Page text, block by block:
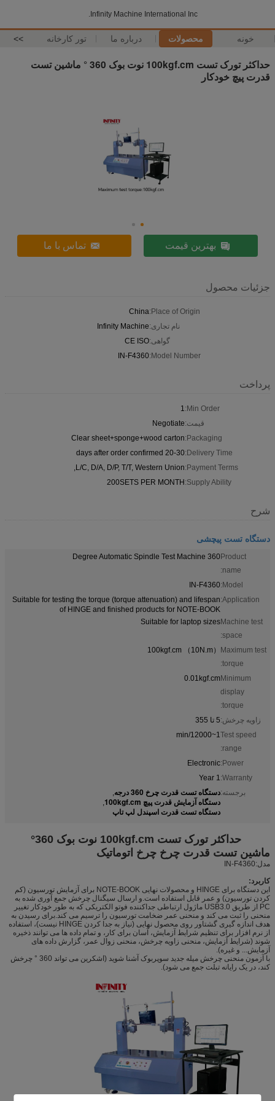
Infinity Machine International Inc.
خونه محصولات درباره ما تور کارخانه >>
حداکثر تورک تست 100kgf.cm نوت بوک 360 ° ماشین تست
قدرت پیچ خودکار
بهترین قیمت تماس با ما
جزئیات محصول
Place of Origin:
China
نام تجاری:Infinity Machine
گواهی:CE ISO
Model Number:
IN-F4360
پرداخت
Min Order:
1
قیمت:Negotiate
Packaging:
Clear sheet+sponge+wood carton
Delivery Time:
20-30 days after order confirmed
Payment Terms:
L/C, D/A, D/P, T/T, Western Union,
Supply Ability:
200SETS PER MONTH
شرح
دستگاه تست پیچشی
Product
name:
360 Degree Automatic Spindle Test Machine
Model:
IN-F4360
Application:
Suitable for testing the torque (torque attenuation) and lifespan
of HINGE and finished products for NOTE-BOOK
Machine test
space:
Suitable for laptop sizes
Maximum test
torque:
100kgf.cm （10N.m）
Minimum
display
torque:
0.01kgf.cm
زاویه چرخش:5 تا 355
Test speed
range:
1~12000/min
Power:
Electronic
Warranty:
1 Year
برجسته:دستگاه تست قدرت چرخ 360 درجه ,
دستگاه آزمایش قدرت پیچ 100kgf.cm ,
دستگاه تست قدرت اسپندل لپ تاپ
حداکثر تورک تست 100kgf.cm نوت بوک 360°
ماشین تست قدرت چرخ چرخ اتوماتیک
مدل:IN-F4360
کاربرد:
این دستگاه برای HINGE و محصولات نهایی NOTE-BOOK برای آزمایش تورسیون (کم
کردن تورسیون) و عمر قابل استفاده است.و ارسال سیگنال چرخش جمع آوری شده به
PC از طریق USB3.0 ماژول ارتباطی جداکننده فوتو الکتریکی که به طور خودکار تغییر
منحنی را ثبت می کند و منحنی عمر ضخامت تورسیون را ترسیم می کند.برای رسیدن به
هدف اندازه گیری گشتاور روی محصول نهایی (نیاز به جدا کردن HINGE نیست)، استفاده
از نرم افزار برای تنظیم شرایط آزمایش، آسان برای کار، و تمام داده ها می توانند ذخیره
شوند (شرایط آزمایش، منحنی زاویه چرخش، منحنی زوال عمر، گزارش داده های
آزمایش... و غیره).
با آزمون منحنی چرخش میله جدید سوپربوک آشنا شوید (اشکرین می تواند 360 ° چرخش
کند، در یک رایانه تبلت جمع می شود).